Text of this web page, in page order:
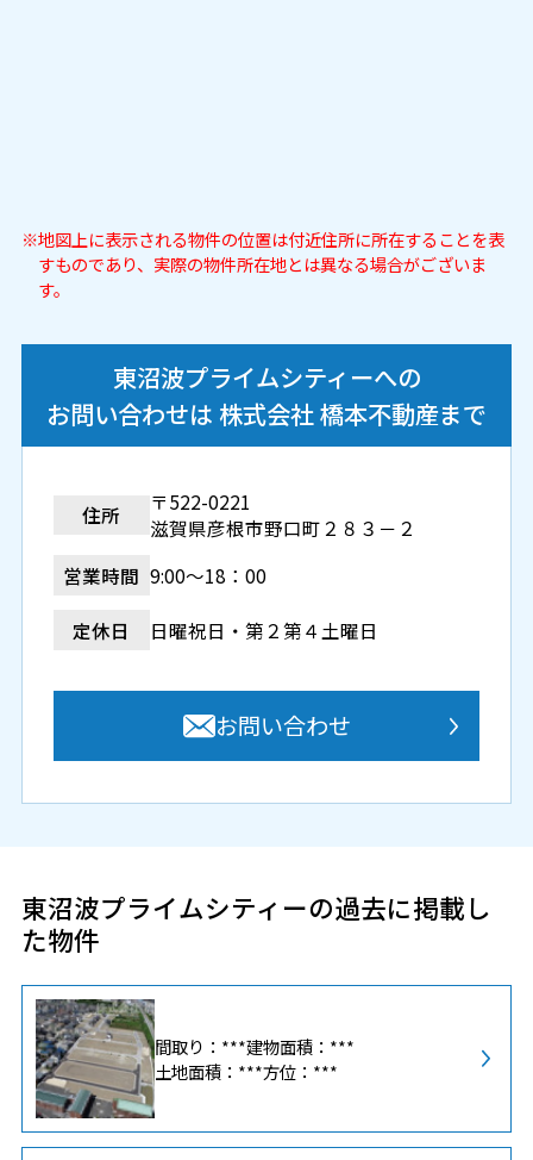
地図上に表示される物件の位置は付近住所に所在することを表
すものであり、実際の物件所在地とは異なる場合がございま
す。
東沼波プライムシティーへの
お問い合わせは 株式会社 橋本不動産まで
住所
〒522-0221
滋賀県彦根市野口町２８３－２
営業時間 9:00～18：00
定休日 日曜祝日・第２第４土曜日
お問い合わせ
東沼波プライムシティーの過去に掲載し
た物件
間取り：***建物面積：***
土地面積：***方位：***